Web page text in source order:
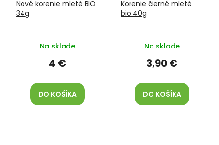
Nové korenie mleté BIO
34g
Na sklade
4 €
DO KOŠÍKA
Korenie čierné mleté
bio 40g
Na sklade
3,90 €
DO KOŠÍKA